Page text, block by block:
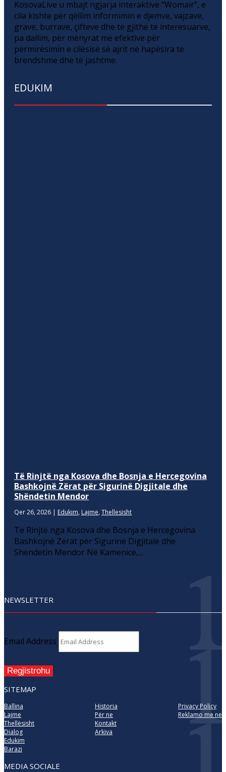
KosovaLive u mbajt ngjarja interaktive “Womair”, e
cila kishte për qëllim informimin e djemve, vajzave,
grave, burrave, çifteve dhe të gjithë të interesuarve,
pa dallim, për mënyrat më efektive për
përmirësimin e cilësisë së ajrit në hapësira të
brendshme dhe të jashtme.
EDUKIM
Të Rinjtë nga Kosova dhe Bosnja e Hercegovina
Bashkojnë Zërat për Sigurinë Digjitale dhe
Shëndetin Mendor
Qer 26, 2026 | Edukim, Lajme, Thellesisht
Të Rinjtë nga Kosova dhe Bosnja e Hercegovina
Bashkojnë Zërat për Sigurinë Digjitale dhe
Shëndetin Mendor Në Kamenicë,...
NEWSLETTER
Email Address
Regjistrohu
SITEMAP
Ballina
Lajme
Thellësisht
Dialog
Edukim
Barazi
Historia
Për ne
Kontakt
Arkiva
Privacy Policy
Reklamo me ne
MEDIA SOCIALE